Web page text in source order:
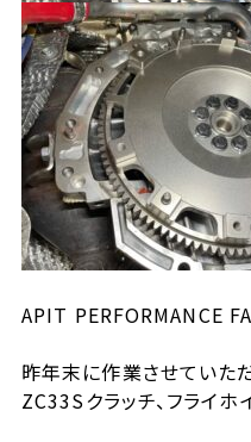
APIT PERFORMANCE
昨年末に作業させていた
ZC33Sクラッチ、フライホ